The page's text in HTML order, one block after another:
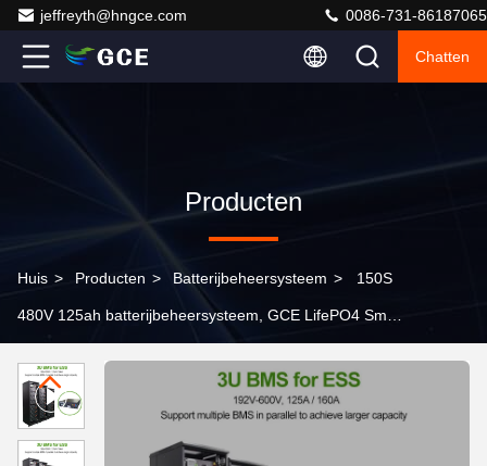
jeffreyth@hngce.com 0086-731-86187065
Chatten
Producten
Huis > Producten > Batterijbeheersysteem > 150S
480V 125ah batterijbeheersysteem, GCE LifePO4 Smart